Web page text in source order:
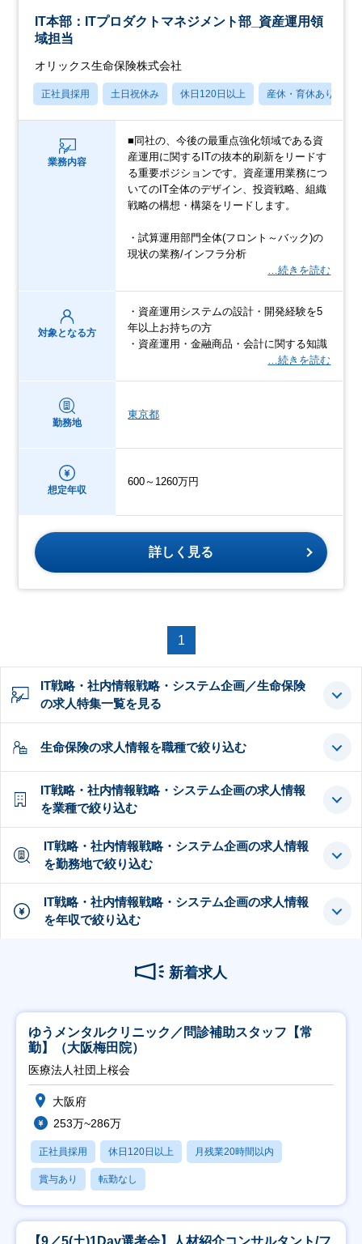
IT本部：ITプロダクトマネジメント部_資産運用領
域担当
オリックス生命保険株式会社
正社員採用 土日祝休み 休日120日以上 産休・育休あり
業務内容
■同社の、今後の最重点強化領域である資
産運用に関するITの抜本的刷新をリードす
る重要ポジションです。資産運用業務につ
いてのIT全体のデザイン、投資戦略、組織
戦略の構想・構築をリードします。
・試算運用部門全体(フロント～バック)の
現状の業務/インフラ分析
…続きを読む
対象となる方
・資産運用システムの設計・開発経験を5
年以上お持ちの方
・資産運用・金融商品・会計に関する知識
…続きを読む
勤務地
東京都
想定年収
600～1260万円
詳しく見る
1
IT戦略・社内情報戦略・システム企画／生命保険
の求人特集一覧を見る
生命保険の求人情報を職種で絞り込む
IT戦略・社内情報戦略・システム企画の求人情報
を業種で絞り込む
IT戦略・社内情報戦略・システム企画の求人情報
を勤務地で絞り込む
IT戦略・社内情報戦略・システム企画の求人情報
を年収で絞り込む
新着求人
ゆうメンタルクリニック／問診補助スタッフ【常
勤】（大阪梅田院）
医療法人社団上桜会
大阪府
253万~286万
正社員採用 休日120日以上 月残業20時間以内
賞与あり 転勤なし